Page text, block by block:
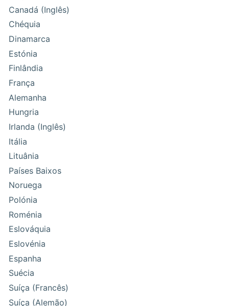
Canadá (Inglês)
Chéquia
Dinamarca
Estónia
Finlândia
França
Alemanha
Hungria
Irlanda (Inglês)
Itália
Lituânia
Países Baixos
Noruega
Polónia
Roménia
Eslováquia
Eslovénia
Espanha
Suécia
Suíça (Francês)
Suíça (Alemão)